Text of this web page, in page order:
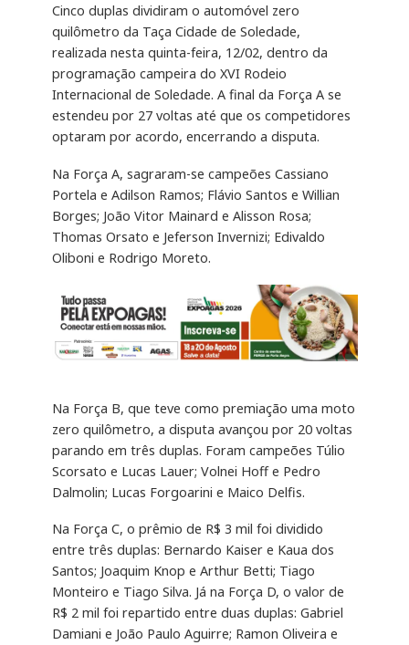
Cinco duplas dividiram o automóvel zero
quilômetro da Taça Cidade de Soledade,
realizada nesta quinta-feira, 12/02, dentro da
programação campeira do XVI Rodeio
Internacional de Soledade. A final da Força A se
estendeu por 27 voltas até que os competidores
optaram por acordo, encerrando a disputa.
Na Força A, sagraram-se campeões Cassiano
Portela e Adilson Ramos; Flávio Santos e Willian
Borges; João Vitor Mainard e Alisson Rosa;
Thomas Orsato e Jeferson Invernizi; Edivaldo
Oliboni e Rodrigo Moreto.
Na Força B, que teve como premiação uma moto
zero quilômetro, a disputa avançou por 20 voltas
parando em três duplas. Foram campeões Túlio
Scorsato e Lucas Lauer; Volnei Hoff e Pedro
Dalmolin; Lucas Forgoarini e Maico Delfis.
Na Força C, o prêmio de R$ 3 mil foi dividido
entre três duplas: Bernardo Kaiser e Kaua dos
Santos; Joaquim Knop e Arthur Betti; Tiago
Monteiro e Tiago Silva. Já na Força D, o valor de
R$ 2 mil foi repartido entre duas duplas: Gabriel
Damiani e João Paulo Aguirre; Ramon Oliveira e